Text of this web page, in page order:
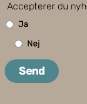
Accepterer du
Ja
Nej
Send